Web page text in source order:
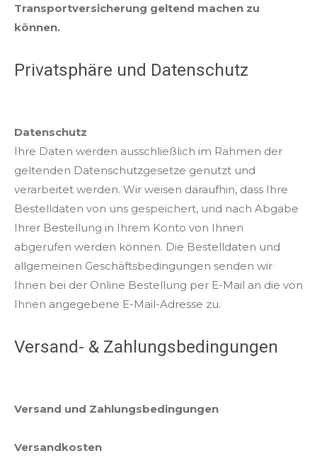
Transportversicherung geltend machen zu
können.
Privatsphäre und Datenschutz
Datenschutz
Ihre Daten werden ausschließlich im Rahmen der
geltenden Datenschutzgesetze genutzt und
verarbeitet werden. Wir weisen daraufhin, dass Ihre
Bestelldaten von uns gespeichert, und nach Abgabe
Ihrer Bestellung in Ihrem Konto von Ihnen
abgerufen werden können. Die Bestelldaten und
allgemeinen Geschäftsbedingungen senden wir
Ihnen bei der Online Bestellung per E-Mail an die von
Ihnen angegebene E-Mail-Adresse zu.
Versand- & Zahlungsbedingungen
Versand und Zahlungsbedingungen
Versandkosten